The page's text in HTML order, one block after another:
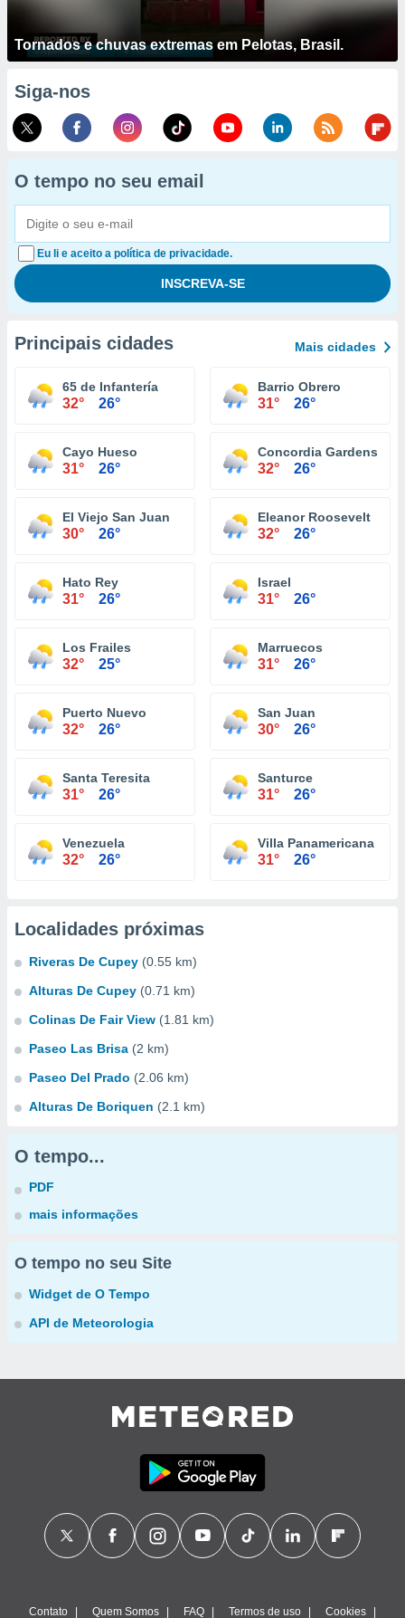
Tornados e chuvas extremas em Pelotas, Brasil.
Siga-nos
O tempo no seu email
Eu li e aceito a política de privacidade.
Principais cidades Mais cidades
65 de Infantería
32° 26°
Barrio Obrero
31° 26°
Cayo Hueso
31° 26°
Concordia Gardens
32° 26°
El Viejo San Juan
30° 26°
Eleanor Roosevelt
32° 26°
Hato Rey
31° 26°
Israel
31° 26°
Los Frailes
32° 25°
Marruecos
31° 26°
Puerto Nuevo
32° 26°
San Juan
30° 26°
Santa Teresita
31° 26°
Santurce
31° 26°
Venezuela
32° 26°
Villa Panamericana
31° 26°
Localidades próximas
Riveras De Cupey (0.55 km)
Alturas De Cupey (0.71 km)
Colinas De Fair View (1.81 km)
Paseo Las Brisa (2 km)
Paseo Del Prado (2.06 km)
Alturas De Boriquen (2.1 km)
O tempo...
PDF
mais informações
O tempo no seu Site
Widget de O Tempo
API de Meteorologia
Contato Quem Somos FAQ Termos de uso Cookies